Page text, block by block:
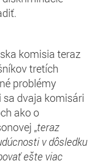
komisia teraz
tretích
problémy
sa dvaja komisári
ako o
„teraz
v dôsledku
ešte viac